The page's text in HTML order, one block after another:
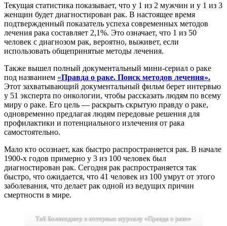
Текущая статистика показывает, что у 1 из 2 мужчин и у 1 из 3
женщин будет диагностирован рак. В настоящее время
подтвержденный показатель успеха современных методов
лечения рака составляет 2,1%. Это означает, что 1 из 50
человек с диагнозом рак, вероятно, выживет, если
использовать общепринятые методы лечения.
Также вышел полный документальный мини-сериал о раке
под названием «Правда о раке. Поиск методов лечения».
Этот захватывающий документальный фильм берет интервью
у 51 эксперта по онкологии, чтобы рассказать людям по всему
миру о раке. Его цель — раскрыть скрытую правду о раке,
одновременно предлагая людям передовые решения для
профилактики и потенциального излечения от рака
самостоятельно.
Мало кто осознает, как быстро распространяется рак. В начале
1900-х годов примерно у 3 из 100 человек был
диагностирован рак. Сегодня рак распространяется так
быстро, что ожидается, что 41 человек из 100 умрут от этого
заболевания, что делает рак одной из ведущих причин
смертности в мире.
Тай Боллинджер в интервью журналу «Правда о раке»